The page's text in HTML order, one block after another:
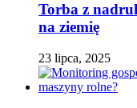
Torba z
na ziemię
23 lipca, 2025